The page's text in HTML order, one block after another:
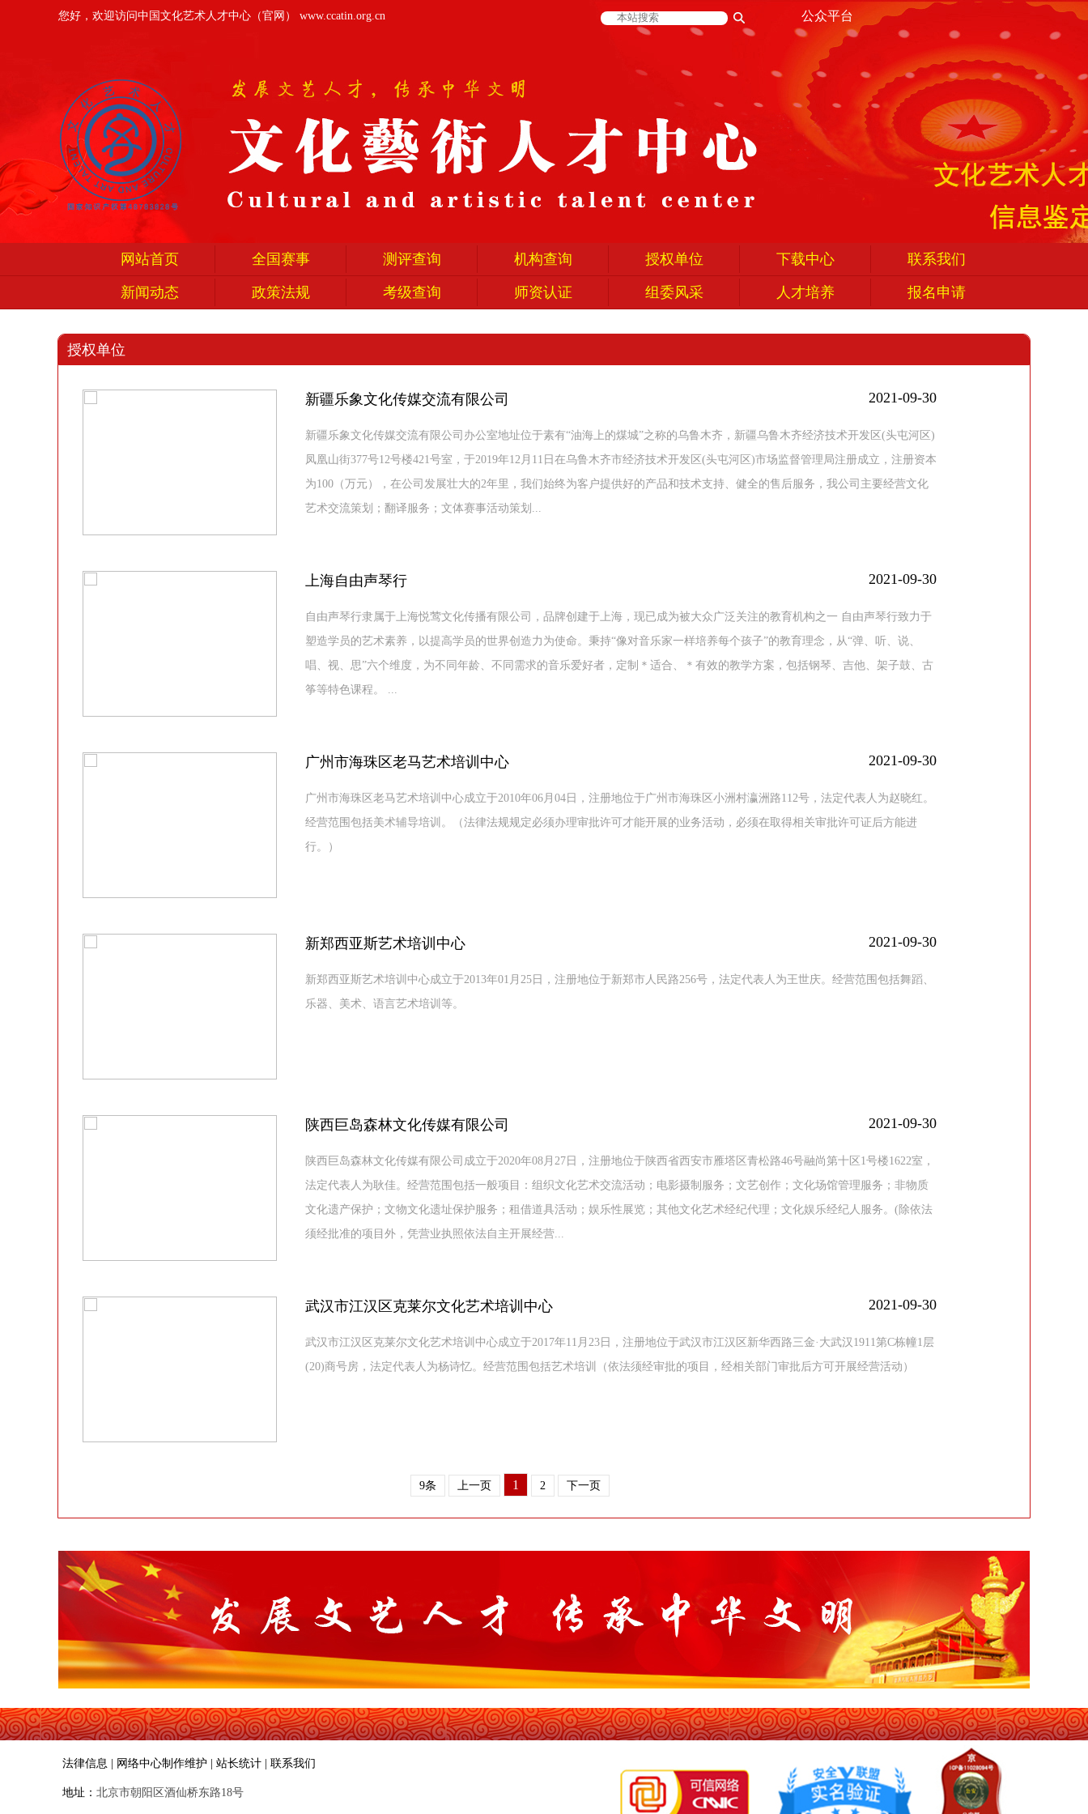
您好，欢迎访问中国文化艺术人才中心（官网） www.ccatin.org.cn 公众平台
网站首页 全国赛事 测评查询 机构查询 授权单位 下载中心 联系我们
新闻动态 政策法规 考级查询 师资认证 组委风采 人才培养 报名申请
授权单位
新疆乐象文化传媒交流有限公司 2021-09-30
新疆乐象文化传媒交流有限公司办公室地址位于素有“油海上的煤城”之称的乌鲁木齐，新疆乌鲁木齐经济技术开发区(头屯河区)
凤凰山街377号12号楼421号室，于2019年12月11日在乌鲁木齐市经济技术开发区(头屯河区)市场监督管理局注册成立，注册资本
为100（万元），在公司发展壮大的2年里，我们始终为客户提供好的产品和技术支持、健全的售后服务，我公司主要经营文化
艺术交流策划；翻译服务；文体赛事活动策划...
上海自由声琴行 2021-09-30
自由声琴行隶属于上海悦莺文化传播有限公司，品牌创建于上海，现已成为被大众广泛关注的教育机构之一 自由声琴行致力于
塑造学员的艺术素养，以提高学员的世界创造力为使命。秉持“像对音乐家一样培养每个孩子”的教育理念，从“弹、听、说、
唱、视、思”六个维度，为不同年龄、不同需求的音乐爱好者，定制＊适合、＊有效的教学方案，包括钢琴、吉他、架子鼓、古
筝等特色课程。 ...
广州市海珠区老马艺术培训中心 2021-09-30
广州市海珠区老马艺术培训中心成立于2010年06月04日，注册地位于广州市海珠区小洲村瀛洲路112号，法定代表人为赵晓红。
经营范围包括美术辅导培训。（法律法规规定必须办理审批许可才能开展的业务活动，必须在取得相关审批许可证后方能进
行。）
新郑西亚斯艺术培训中心 2021-09-30
新郑西亚斯艺术培训中心成立于2013年01月25日，注册地位于新郑市人民路256号，法定代表人为王世庆。经营范围包括舞蹈、
乐器、美术、语言艺术培训等。
陕西巨岛森林文化传媒有限公司 2021-09-30
陕西巨岛森林文化传媒有限公司成立于2020年08月27日，注册地位于陕西省西安市雁塔区青松路46号融尚第十区1号楼1622室，
法定代表人为耿佳。经营范围包括一般项目：组织文化艺术交流活动；电影摄制服务；文艺创作；文化场馆管理服务；非物质
文化遗产保护；文物文化遗址保护服务；租借道具活动；娱乐性展览；其他文化艺术经纪代理；文化娱乐经纪人服务。(除依法
须经批准的项目外，凭营业执照依法自主开展经营...
武汉市江汉区克莱尔文化艺术培训中心 2021-09-30
武汉市江汉区克莱尔文化艺术培训中心成立于2017年11月23日，注册地位于武汉市江汉区新华西路三金·大武汉1911第C栋幢1层
(20)商号房，法定代表人为杨诗忆。经营范围包括艺术培训（依法须经审批的项目，经相关部门审批后方可开展经营活动）
9条 上一页 1 2 下一页
法律信息 | 网络中心制作维护 | 站长统计 | 联系我们
地址： 北京市朝阳区酒仙桥东路18号